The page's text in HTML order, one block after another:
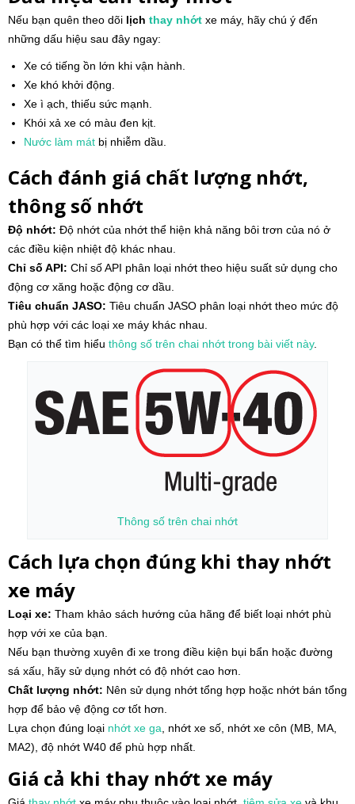
Nếu bạn quên theo dõi lịch thay nhớt xe máy, hãy chú ý đến
những dấu hiệu sau đây ngay:
Xe có tiếng ồn lớn khi vận hành.
Xe khó khởi động.
Xe ì ạch, thiếu sức mạnh.
Khói xả xe có màu đen kịt.
Nước làm mát bị nhiễm dầu.
Cách đánh giá chất lượng nhớt,
thông số nhớt
Độ nhớt: Độ nhớt của nhớt thể hiện khả năng bôi trơn của nó ở
các điều kiện nhiệt độ khác nhau.
Chỉ số API: Chỉ số API phân loại nhớt theo hiệu suất sử dụng cho
động cơ xăng hoặc động cơ dầu.
Tiêu chuẩn JASO: Tiêu chuẩn JASO phân loại nhớt theo mức độ
phù hợp với các loại xe máy khác nhau.
Bạn có thể tìm hiểu thông số trên chai nhớt trong bài viết này.
Thông số trên chai nhớt
Cách lựa chọn đúng khi thay nhớt
xe máy
Loại xe: Tham khảo sách hướng của hãng để biết loại nhớt phù
hợp với xe của bạn.
Nếu bạn thường xuyên đi xe trong điều kiện bụi bẩn hoặc đường
sá xấu, hãy sử dụng nhớt có độ nhớt cao hơn.
Chất lượng nhớt: Nên sử dụng nhớt tổng hợp hoặc nhớt bán tổng
hợp để bảo vệ động cơ tốt hơn.
Lựa chọn đúng loại nhớt xe ga, nhớt xe số, nhớt xe côn (MB, MA,
MA2), độ nhớt W40 để phù hợp nhất.
Giá cả khi thay nhớt xe máy